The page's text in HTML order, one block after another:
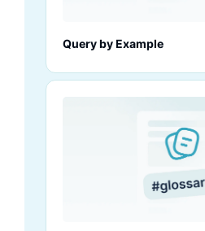
Query by Example